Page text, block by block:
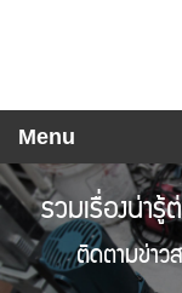
Menu
รวมเรื่องน่ารู้
ติดตามข่าวส